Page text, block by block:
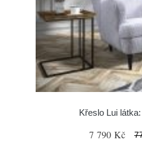
Křeslo Lui
7 790 Kč